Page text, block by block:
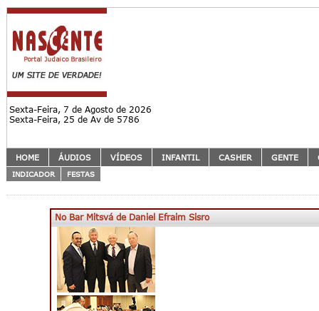
Sexta-Feira, 7 de Agosto de 2026
Sexta-Feira, 25 de Av de 5786
HOME ÁUDIOS VÍDEOS INFANTIL CASHER GENTE
INDICADOR FESTAS